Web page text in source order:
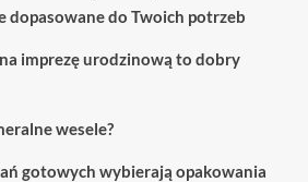
dopasowane do Twoich potrzeb
imprezę urodzinową to dobry
wesele?
gotowych wybierają opakowania